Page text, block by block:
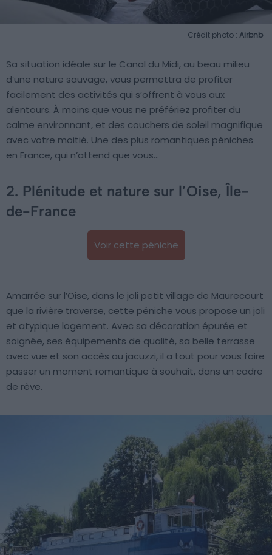
Crédit photo : Airbnb
Sa situation idéale sur le Canal du Midi, au beau milieu
d’une nature sauvage, vous permettra de profiter
facilement des activités qui s’offrent à vous aux
alentours. À moins que vous ne préfériez profiter du
calme environnant, et des couchers de soleil magnifique
avec votre moitié. Une des plus romantiques péniches
en France, qui n’attend que vous…
2. Plénitude et nature sur l’Oise, Île-
de-France
Voir cette péniche
Amarrée sur l’Oise, dans le joli petit village de Maurecourt
que la rivière traverse, cette péniche vous propose un joli
et atypique logement. Avec sa décoration épurée et
soignée, ses équipements de qualité, sa belle terrasse
avec vue et son accès au jacuzzi, il a tout pour vous faire
passer un moment romantique à souhait, dans un cadre
de rêve.